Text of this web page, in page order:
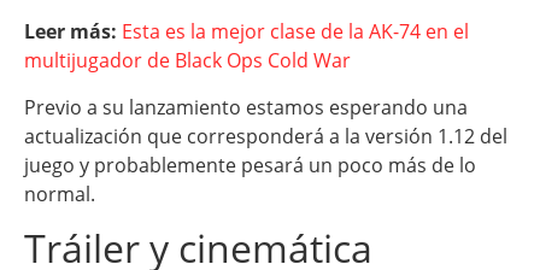
Leer más: Esta es la mejor clase de la AK-74 en el
multijugador de Black Ops Cold War
Previo a su lanzamiento estamos esperando una
actualización que corresponderá a la versión 1.12 del
juego y probablemente pesará un poco más de lo
normal.
Tráiler y cinemática